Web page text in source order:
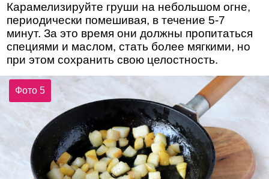
Карамелизируйте груши на небольшом огне,
периодически помешивая, в течение 5-7
минут. За это время они должны пропитаться
специями и маслом, стать более мягкими, но
при этом сохранить свою целостность.
Фото 5